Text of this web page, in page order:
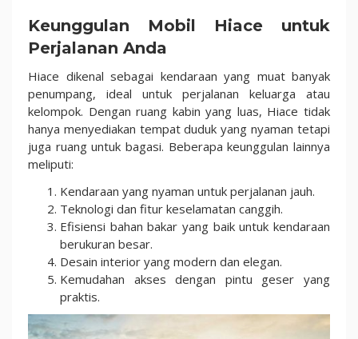
Keunggulan Mobil Hiace untuk
Perjalanan Anda
Hiace dikenal sebagai kendaraan yang muat banyak
penumpang, ideal untuk perjalanan keluarga atau
kelompok. Dengan ruang kabin yang luas, Hiace tidak
hanya menyediakan tempat duduk yang nyaman tetapi
juga ruang untuk bagasi. Beberapa keunggulan lainnya
meliputi:
Kendaraan yang nyaman untuk perjalanan jauh.
Teknologi dan fitur keselamatan canggih.
Efisiensi bahan bakar yang baik untuk kendaraan
berukuran besar.
Desain interior yang modern dan elegan.
Kemudahan akses dengan pintu geser yang
praktis.